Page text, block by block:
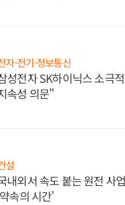
자·전기·정보통신
성전자 SK하이닉스 소극
속성 의문"
설
내외서 속도 붙는 원전 사
속의 시간'